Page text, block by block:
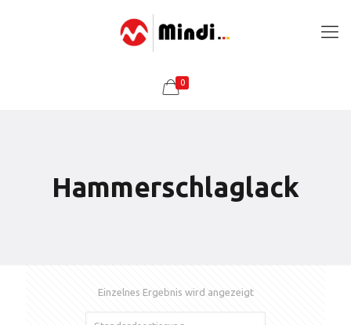
0
Hammerschlaglack
Einzelnes Ergebnis wird angezeigt